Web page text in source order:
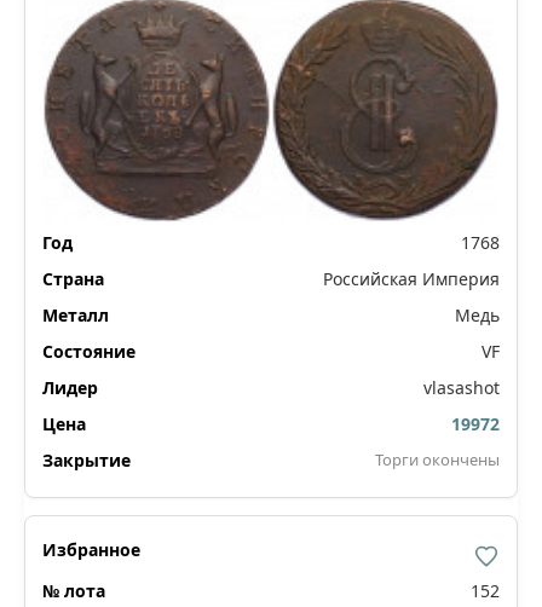
1768
Российская Империя
Медь
VF
vlasashot
19972
Торги окончены
152